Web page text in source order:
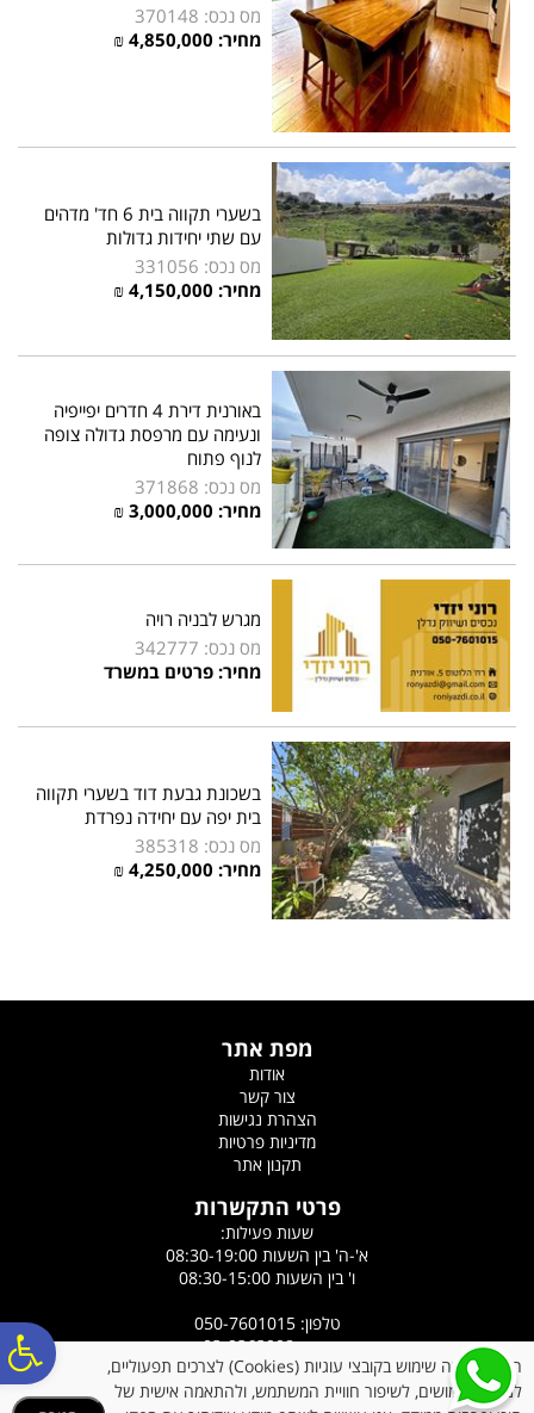
מס נכס: 370148
מחיר: 4,850,000 ₪
בשערי תקווה בית 6 חד' מדהים
עם שתי יחידות גדולות
מס נכס: 331056
מחיר: 4,150,000 ₪
באורנית דירת 4 חדרים יפייפיה
ונעימה עם מרפסת גדולה צופה
לנוף פתוח
מס נכס: 371868
מחיר: 3,000,000 ₪
מגרש לבניה רויה
מס נכס: 342777
מחיר: פרטים במשרד
בשכונת גבעת דוד בשערי תקווה
בית יפה עם יחידה נפרדת
מס נכס: 385318
מחיר: 4,250,000 ₪
מפת אתר
אודות
צור קשר
הצהרת נגישות
מדיניות פרטיות
תקנון אתר
פרטי התקשרות
שעות פעילות:
א'-ה' בין השעות 08:30-19:00
ו' בין השעות 08:30-15:00
טלפון: 050-7601015
פקס: 03-9363908
כתובת: רח' הלוטוס 5, אורנית
האתר עושה שימוש בקובצי עוגיות (Cookies) לצרכים תפעוליים,
לניתוח שימושים, לשיפור חוויית המשתמש, ולהתאמה אישית של